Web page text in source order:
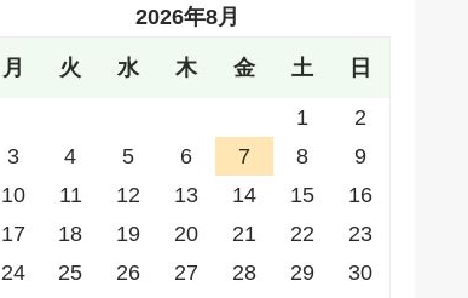
2026年8月
月 火 水 木 金 土 日
1
2
3
4 5 6 7 8
9
10
11 12 13 14 15
16
17
18 19 20 21 22
23
24
25 26 27 28 29
30